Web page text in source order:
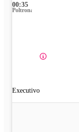
00:35
Poltrona
Executivo